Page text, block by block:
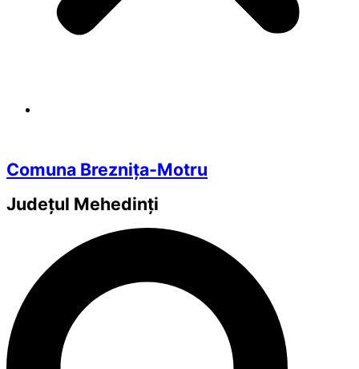
Comuna Breznița-Motru
Județul Mehedinți